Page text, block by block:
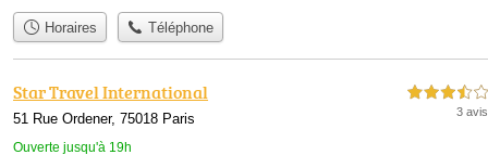
Horaires Téléphone
Star Travel International
51 Rue Ordener, 75018 Paris
Ouverte jusqu'à 19h
3,5 étoiles sur 5
3 avis